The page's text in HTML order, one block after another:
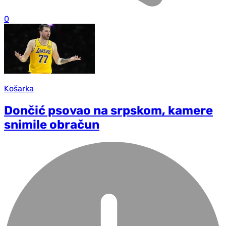
0
Košarka
Dončić psovao na srpskom, kamere
snimile obračun